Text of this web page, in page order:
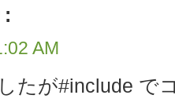
:
AM
たが#include で